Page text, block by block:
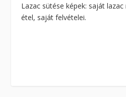
Lazac sütése képek: saját
étel, saját felvételei.